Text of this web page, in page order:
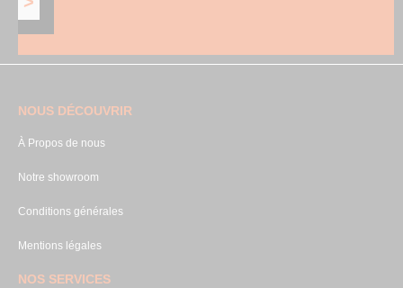
NOUS DÉCOUVRIR
À Propos de nous
Notre showroom
Conditions générales
Mentions légales
NOS SERVICES